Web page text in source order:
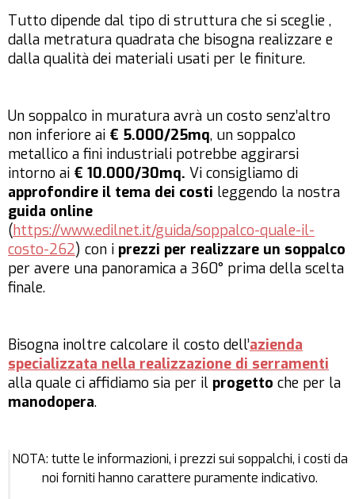
Tutto dipende dal tipo di struttura che si sceglie ,
dalla metratura quadrata che bisogna realizzare e
dalla qualità dei materiali usati per le finiture.
Un soppalco in muratura avrà un costo senz’altro
non inferiore ai € 5.000/25mq, un soppalco
metallico a fini industriali potrebbe aggirarsi
intorno ai € 10.000/30mq. Vi consigliamo di
approfondire il tema dei costi leggendo la nostra
guida online
(https://www.edilnet.it/guida/soppalco-quale-il-
costo-262) con i prezzi per realizzare un soppalco
per avere una panoramica a 360° prima della scelta
finale.
Bisogna inoltre calcolare il costo dell’azienda
specializzata nella realizzazione di serramenti
alla quale ci affidiamo sia per il progetto che per la
manodopera.
NOTA: tutte le informazioni, i prezzi sui soppalchi, i costi da
noi forniti hanno carattere puramente indicativo.